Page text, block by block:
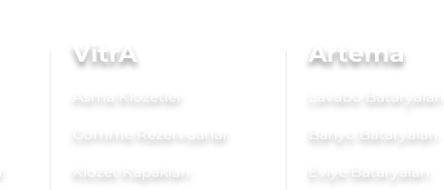
VitrA
Asma Klozetler
Gömme Rezervuarlar
Klozet Kapakları
Artema
Lavabo Bataryaları
Banyo Bataryaları
Eviye Bataryaları